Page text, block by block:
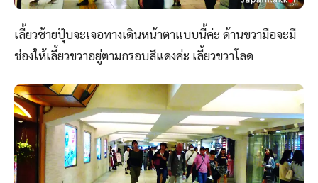
เลี้ยวซ้ายปุ๊บจะเจอทางเดินหน้าตาแบบนี้ค่ะ ด้านขวามือจะมี
ช่องให้เลี้ยวขวาอยู่ตามกรอบสีแดงค่ะ เลี้ยวขวาโลด